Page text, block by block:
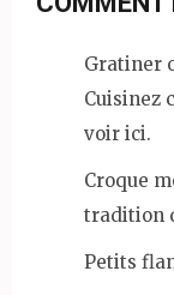
Gratiner
Cuisinez
voir ici.
Croque
tradition
Petits